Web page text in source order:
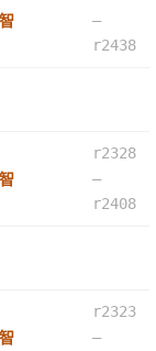
–
r2438
r2328
–
r2408
r2323
–